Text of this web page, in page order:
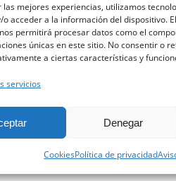
las mejores experiencias, utilizamos
acceder a la información del dispositivo.
permitirá procesar datos como el
únicas en este sitio. No consentir o
a ciertas características y
servicios
Denegar
CookiesPolítica de privacidad
el concert cancel·lat «La
Manuel Serrat. Concert
Amb Sílvia Pérez
Abras y
Política de